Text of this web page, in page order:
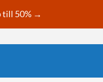
till 50% →